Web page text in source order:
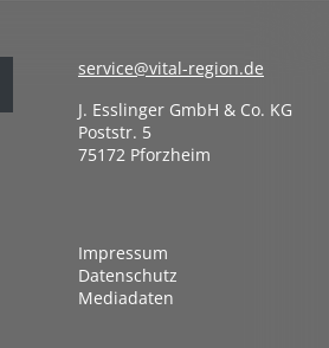
service@vital-region.de
J. Esslinger GmbH & Co. KG
Poststr. 5
75172 Pforzheim
Impressum
Datenschutz
Mediadaten